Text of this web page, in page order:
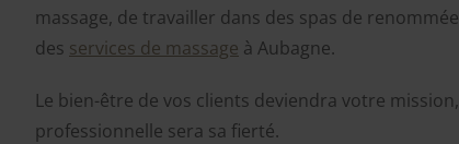
massage, de travailler dans des spas de
des services de massage à Aubagne.
Le bien-être de vos clients deviendra votre
professionnelle sera sa fierté.